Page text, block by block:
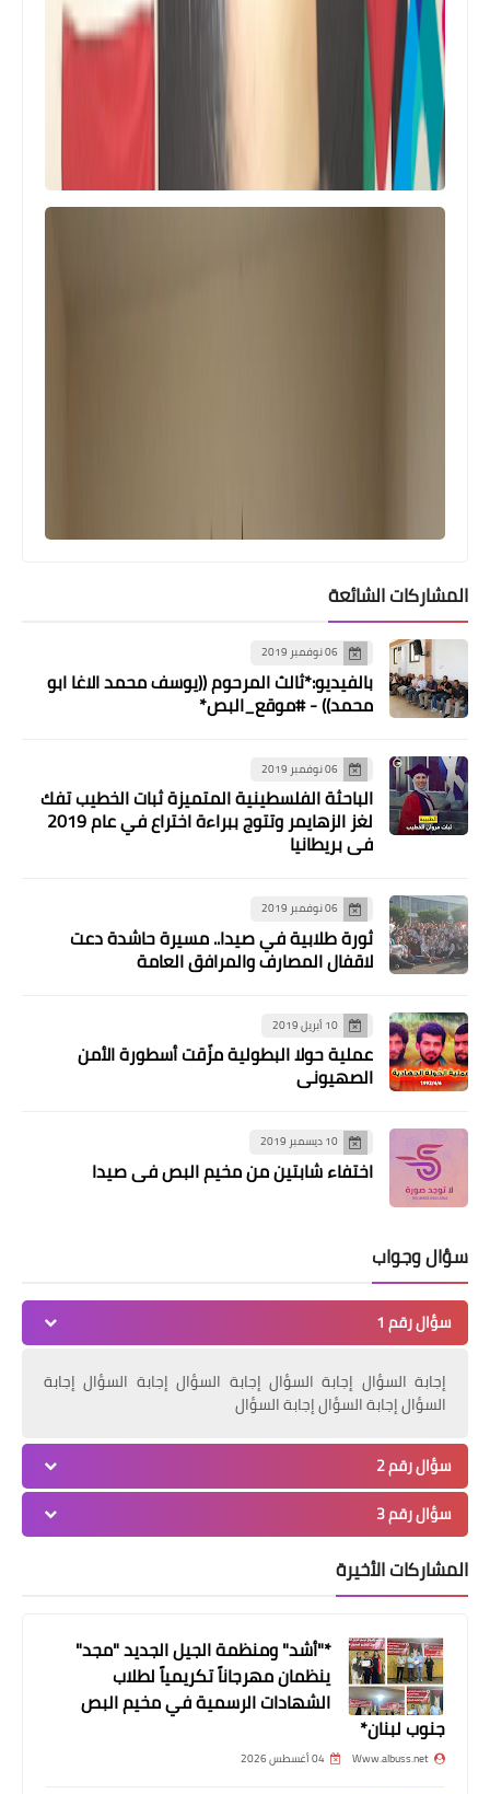
فلسطينيين بـ "كورونا" في برجا وعرمون
أخبار البص
إفتتاح محل Roma Fashion
منوعات
في مدينة صيدا*
المشاركات الشائعة
06 نوفمبر 2019
بالفيديو:*ثالث المرحوم ((يوسف محمد الاغا ابو
محمد)) - #موقع_البص*
06 نوفمبر 2019
الباحثة الفلسطينية المتميزة ثبات الخطيب تفك
لغز الزهايمر وتتوج ببراءة اختراع في عام 2019
في بريطانيا
06 نوفمبر 2019
ثورة طلابية في صيدا.. مسيرة حاشدة دعت
لاقفال المصارف والمرافق العامة
10 أبريل 2019
عملية حولا البطولية مزّقت أسطورة الأمن
الصهيوني
10 ديسمبر 2019
اختفاء شابتين من مخيم البص في صيدا
سؤال وجواب
سؤال رقم 1
إجابة السؤال إجابة السؤال إجابة السؤال إجابة السؤال إجابة
السؤال إجابة السؤال إجابة السؤال
سؤال رقم 2
سؤال رقم 3
المشاركات الأخيرة
*"أشد" ومنظمة الجيل الجديد "مجد"
ينظمان مهرجاناً تكريمياً لطلاب
الشهادات الرسمية في مخيم البص
جنوب لبنان*
Www.albuss.net 04 أغسطس 2026